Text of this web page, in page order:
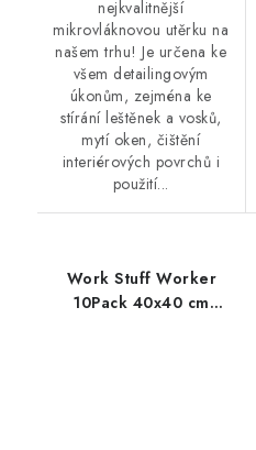
nejkvalitnější
mikrovláknovou utěrku na
našem trhu! Je určena ke
všem detailingovým
úkonům, zejména ke
stírání leštěnek a vosků,
mytí oken, čištění
interiérových povrchů i
použití...
Work Stuff Worker
10Pack 40x40 cm